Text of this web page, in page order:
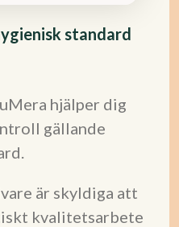
standard
hjälper dig
gällande
är skyldiga att
kvalitetsarbete